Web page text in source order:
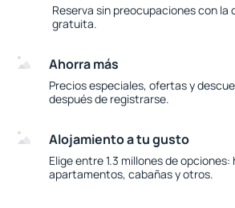
Reserva sin preocupaciones con
gratuita.
Ahorra más
Precios especiales, ofertas y
después de registrarse.
Alojamiento a tu gusto
Elige entre 1.3 millones de opciones:
apartamentos, cabañas y otros.